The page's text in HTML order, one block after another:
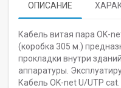
ОПИСАНИЕ
Кабель витая пара OK-
(коробка 305 м.)
прокладки внутри
аппаратуры.
Кабель OK-net U/UTP cat.